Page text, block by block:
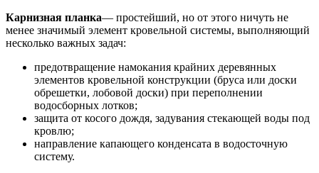
Карнизная планка— простейший, но от этого ничуть не
менее значимый элемент кровельной системы, выполняющий
несколько важных задач:
предотвращение намокания крайних деревянных
элементов кровельной конструкции (бруса или доски
обрешетки, лобовой доски) при переполнении
водосборных лотков;
защита от косого дождя, задувания стекающей воды под
кровлю;
направление капающего конденсата в водосточную
систему.